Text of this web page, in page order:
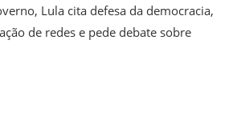
Lula cita defesa da democracia,
de redes e pede debate sobre